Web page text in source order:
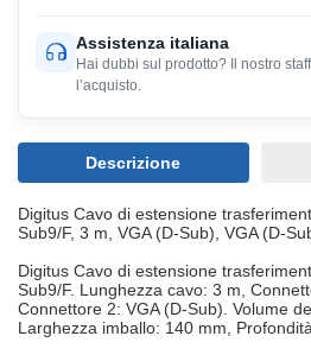
Assistenza italiana
Hai dubbi sul prodotto? Il nostro
l’acquisto.
Descrizione
Digitus Cavo di estensione
Sub9/F, 3 m, VGA (D-Sub), VGA (D-
Digitus Cavo di estensione
Sub9/F. Lunghezza cavo: 3 m,
Connettore 2: VGA (D-Sub). Volume
Larghezza imballo: 140 mm,